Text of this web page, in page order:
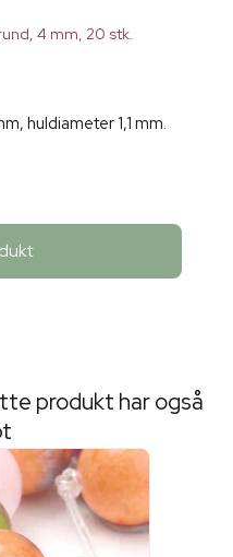
4 mm, 20 stk.
huldiameter 1,1 mm.
produkt har også